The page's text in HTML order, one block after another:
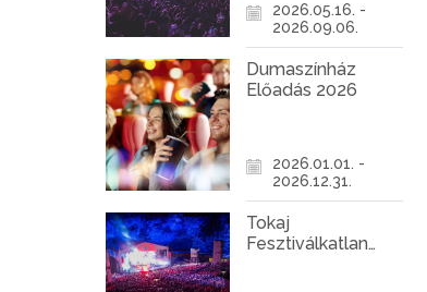
2026.05.16. -
2026.09.06.
Dumaszínház
Előadás 2026
2026.01.01. -
2026.12.31.
Tokaj
Fesztiválkatlan